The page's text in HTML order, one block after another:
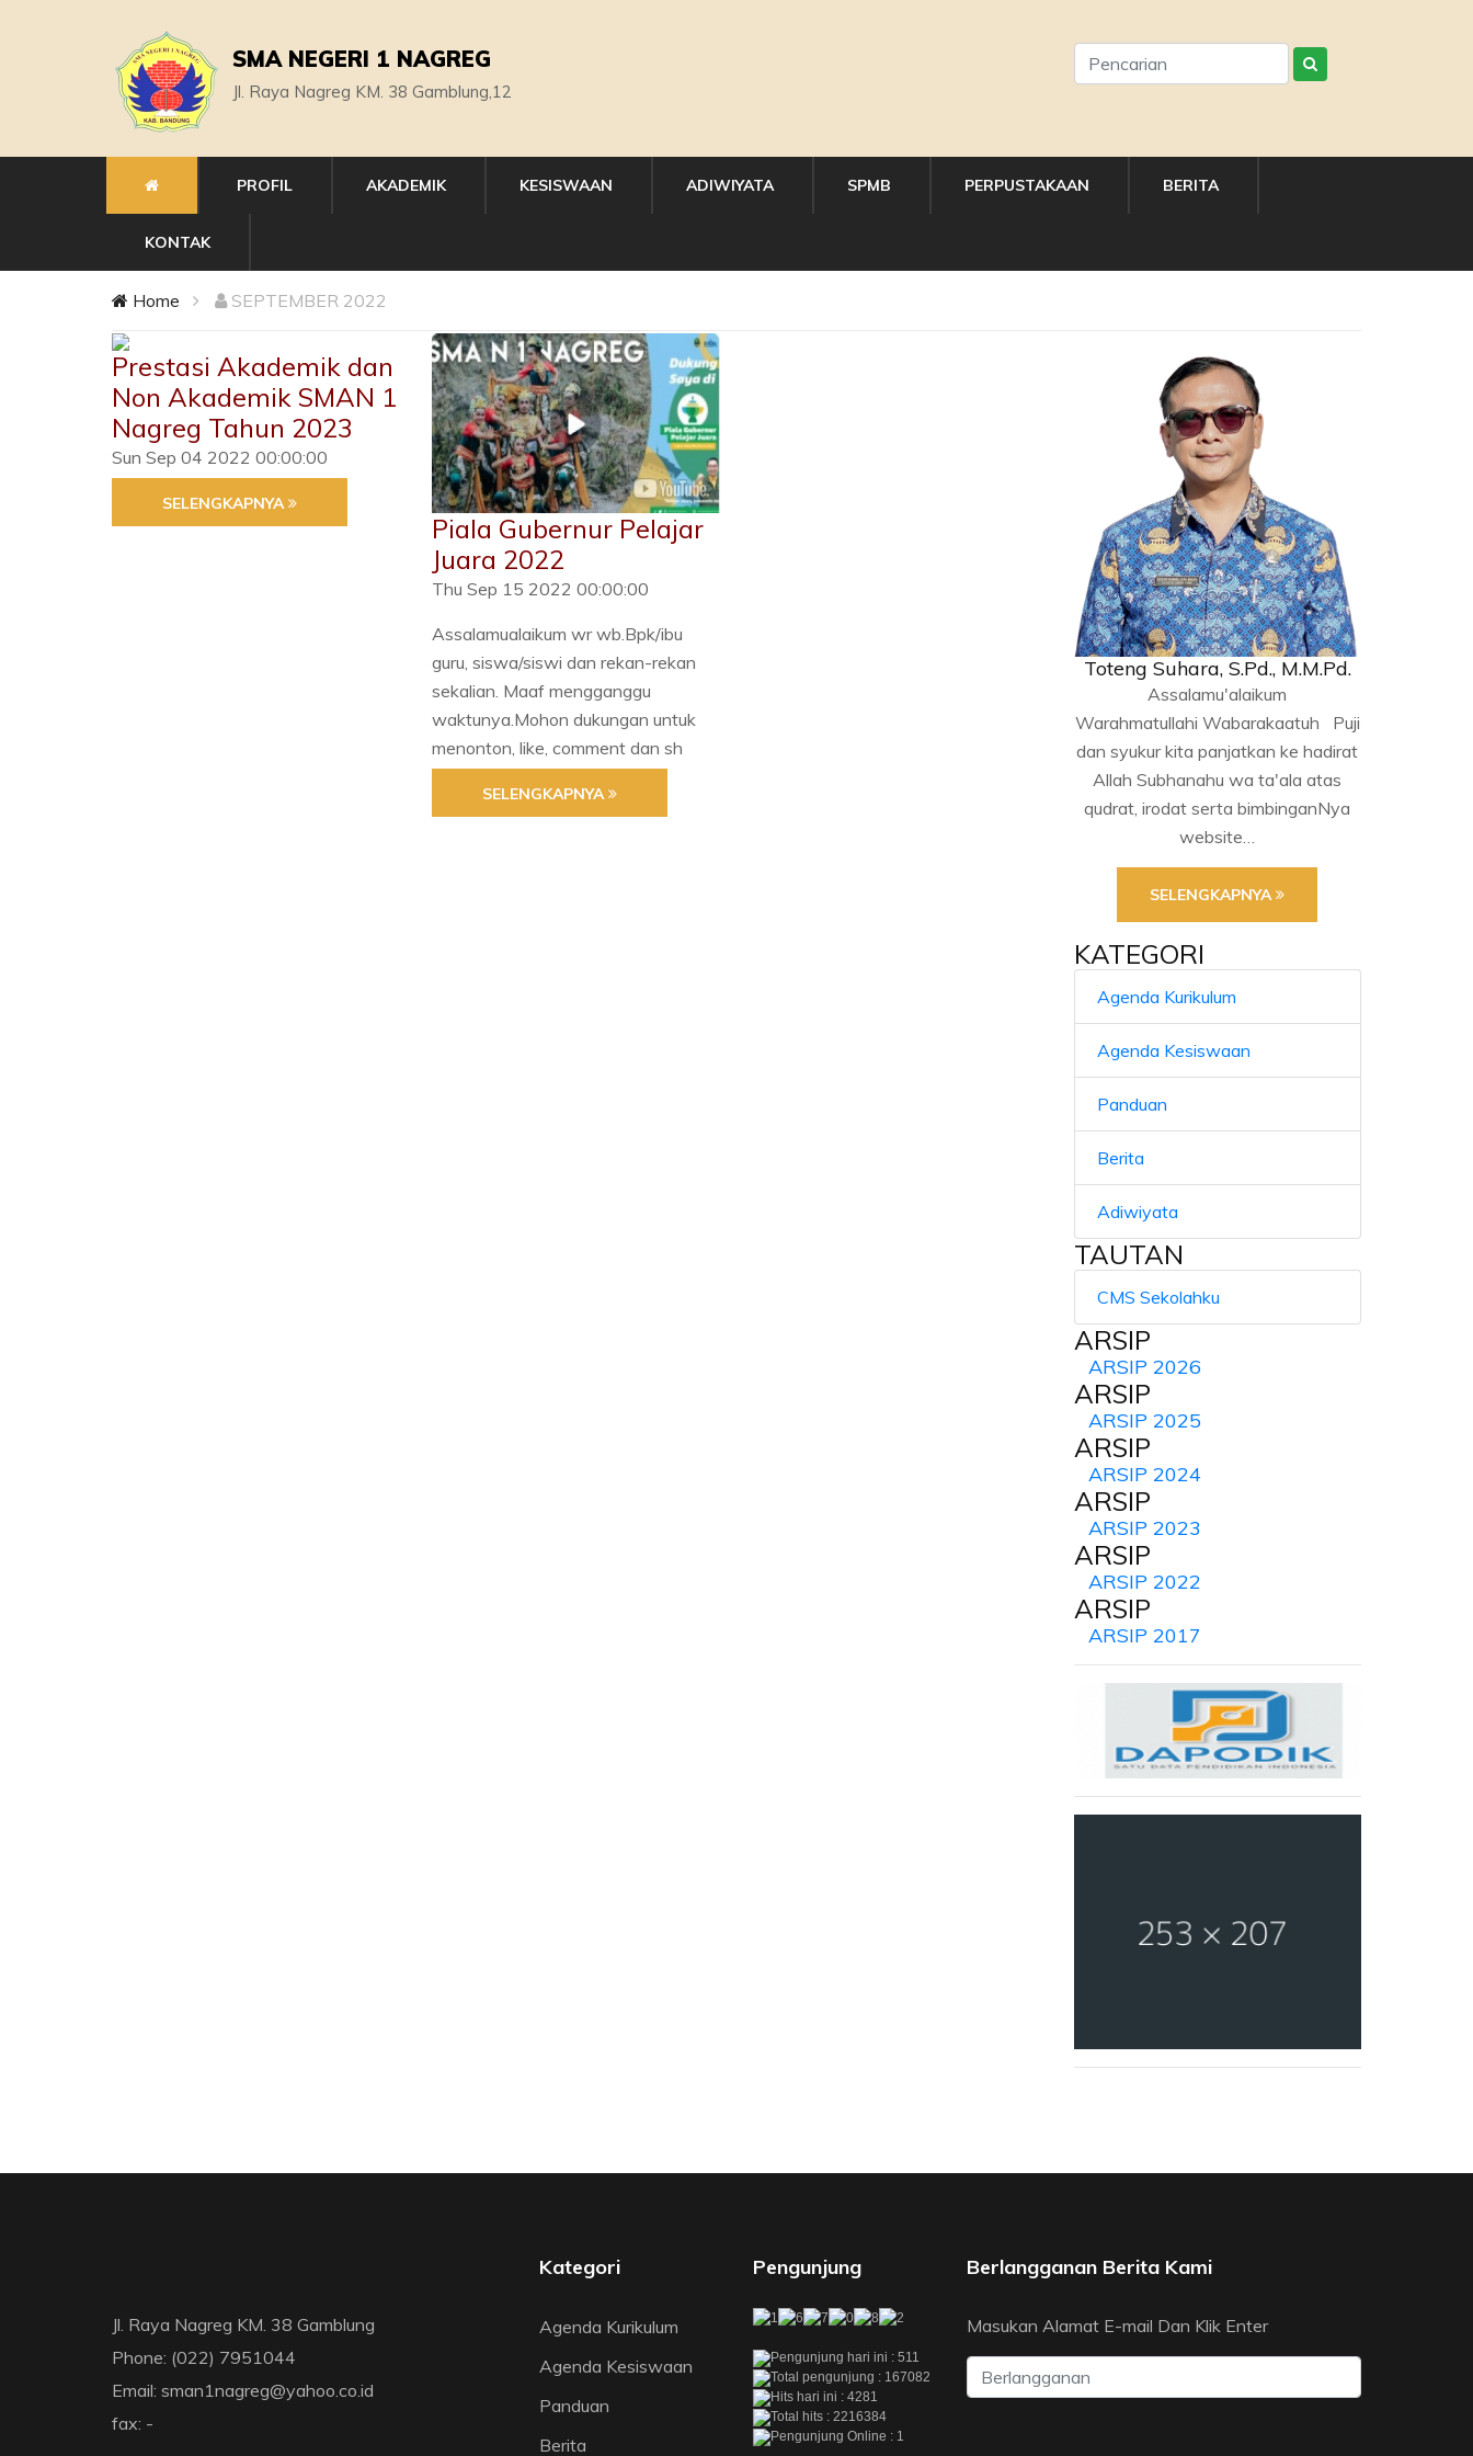
SMA NEGERI 1 NAGREG
Jl. Raya Nagreg KM. 38 Gamblung,12
PROFIL AKADEMIK KESISWAAN ADIWIYATA SPMB PERPUSTAKAAN BERITA
KONTAK
Home SEPTEMBER 2022
Prestasi Akademik dan
Non Akademik SMAN 1
Nagreg Tahun 2023
Sun Sep 04 2022 00:00:00
SELENGKAPNYA
Piala Gubernur Pelajar
Juara 2022
Thu Sep 15 2022 00:00:00
Assalamualaikum wr wb.Bpk/ibu
guru, siswa/siswi dan rekan-rekan
sekalian. Maaf mengganggu
waktunya.Mohon dukungan untuk
menonton, like, comment dan sh
SELENGKAPNYA
Toteng Suhara, S.Pd., M.M.Pd.
Assalamu'alaikum
Warahmatullahi Wabarakaatuh Puji
dan syukur kita panjatkan ke hadirat
Allah Subhanahu wa ta'ala atas
qudrat, irodat serta bimbinganNya
website…
SELENGKAPNYA
KATEGORI
Agenda Kurikulum
Agenda Kesiswaan
Panduan
Berita
Adiwiyata
TAUTAN
CMS Sekolahku
ARSIP
ARSIP 2026
ARSIP
ARSIP 2025
ARSIP
ARSIP 2024
ARSIP
ARSIP 2023
ARSIP
ARSIP 2022
ARSIP
ARSIP 2017
Jl. Raya Nagreg KM. 38 Gamblung
Phone: (022) 7951044
Email: sman1nagreg@yahoo.co.id
fax: -
Kategori
Agenda Kurikulum
Agenda Kesiswaan
Panduan
Berita
Pengunjung
Pengunjung hari ini : 511
Total pengunjung : 167082
Hits hari ini : 4281
Total hits : 2216384
Pengunjung Online : 1
Berlangganan Berita Kami
Masukan Alamat E-mail Dan Klik Enter